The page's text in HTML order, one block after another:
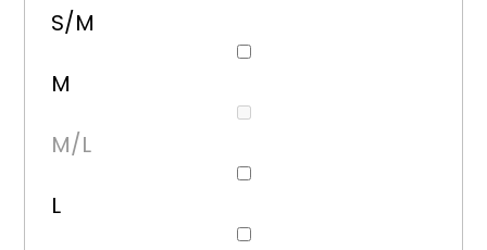
S/M
M
M/L
L